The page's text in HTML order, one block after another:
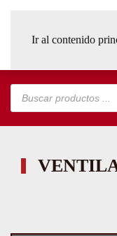
Ir al contenido
Búsqueda
productos